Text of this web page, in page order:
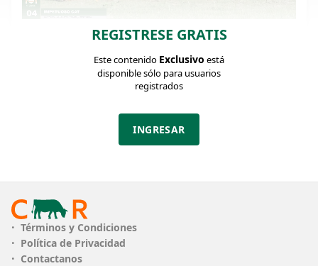
Identificador: #370005
Potrillo
REGISTRESE GRATIS
Este contenido Exclusivo está
disponible sólo para usuarios
registrados
INGRESAR
Términos y Condiciones
Política de Privacidad
Contactanos